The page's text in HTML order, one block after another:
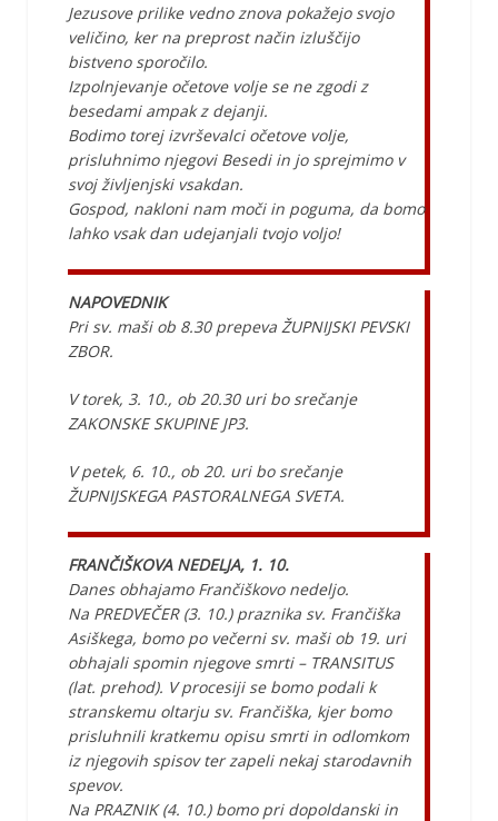
Jezusove prilike vedno znova pokažejo svojo
veličino, ker na preprost način izluščijo
bistveno sporočilo.
Izpolnjevanje očetove volje se ne zgodi z
besedami ampak z dejanji.
Bodimo torej izvrševalci očetove volje,
prisluhnimo njegovi Besedi in jo sprejmimo v
svoj življenjski vsakdan.
Gospod, nakloni nam moči in poguma, da bomo
lahko vsak dan udejanjali tvojo voljo!
NAPOVEDNIK
Pri sv. maši ob 8.30 prepeva ŽUPNIJSKI PEVSKI
ZBOR.
V torek, 3. 10., ob 20.30 uri bo srečanje
ZAKONSKE SKUPINE JP3.
V petek, 6. 10., ob 20. uri bo srečanje
ŽUPNIJSKEGA PASTORALNEGA SVETA.
FRANČIŠKOVA NEDELJA, 1. 10.
Danes obhajamo Frančiškovo nedeljo.
Na PREDVEČER (3. 10.) praznika sv. Frančiška
Asiškega, bomo po večerni sv. maši ob 19. uri
obhajali spomin njegove smrti – TRANSITUS
(lat. prehod). V procesiji se bomo podali k
stranskemu oltarju sv. Frančiška, kjer bomo
prisluhnili kratkemu opisu smrti in odlomkom
iz njegovih spisov ter zapeli nekaj starodavnih
spevov.
Na PRAZNIK (4. 10.) bomo pri dopoldanski in